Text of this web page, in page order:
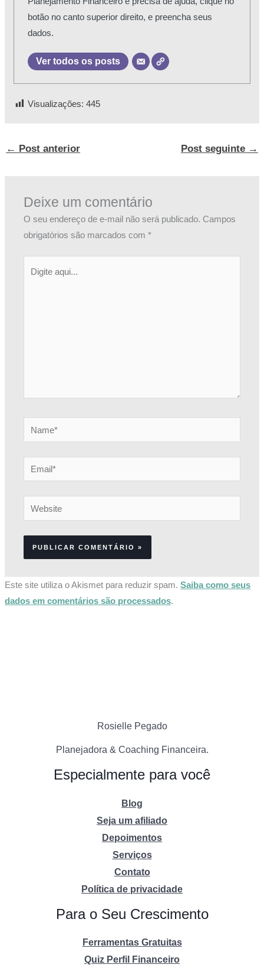
botão no canto superior direito, e preencha seus
dados.
Ver todos os posts
Visualizações: 445
← Post anterior Post seguinte →
Deixe um comentário
O seu endereço de e-mail não será publicado. Campos
obrigatórios são marcados com*
aqui...
Name*
Email*
Website
Este site utiliza o Akismet para reduzir spam.Saiba como seus
dados em comentários são processados.
Rosielle Pegado
Planejadora & Coaching Financeira.
Especialmente para você
Blog
Seja um afiliado
Depoimentos
Serviços
Contato
Política de privacidade
Para o Seu Crescimento
Ferramentas Gratuitas
Quiz Perfil Financeiro